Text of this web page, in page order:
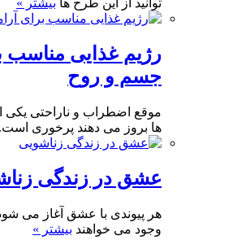
توانید از این طرح ها بیشتر »
رژیم غذایی مناسب
جسم و روح
موقع اضطراب و ناراحتی یکی
ها بروز می دهند پرخوری است.
عشق در زندگی
هر پیوندی با عشق آغاز می
وجود می خواهند بیشتر »